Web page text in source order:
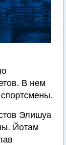
В нем
Элишуа
Йотам